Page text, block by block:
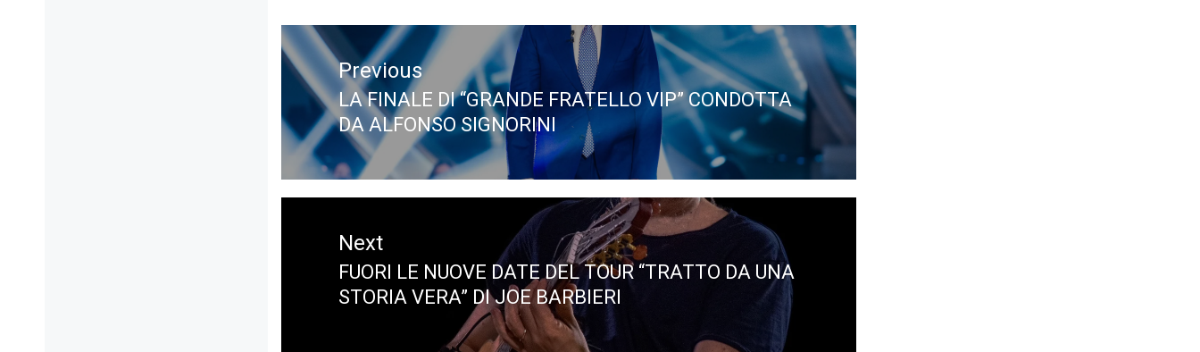
Navigazione
articoliPrevious
Previous
post:
LA FINALE DI “GRANDE FRATELLO VIP” CONDOTTA
DA ALFONSO SIGNORINI
Next
Next
post:
FUORI LE NUOVE DATE DEL TOUR “TRATTO DA UNA
STORIA VERA” DI JOE BARBIERI